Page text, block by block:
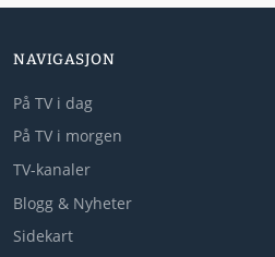
NAVIGASJON
På TV i dag
På TV i morgen
TV-kanaler
Blogg & Nyheter
Sidekart